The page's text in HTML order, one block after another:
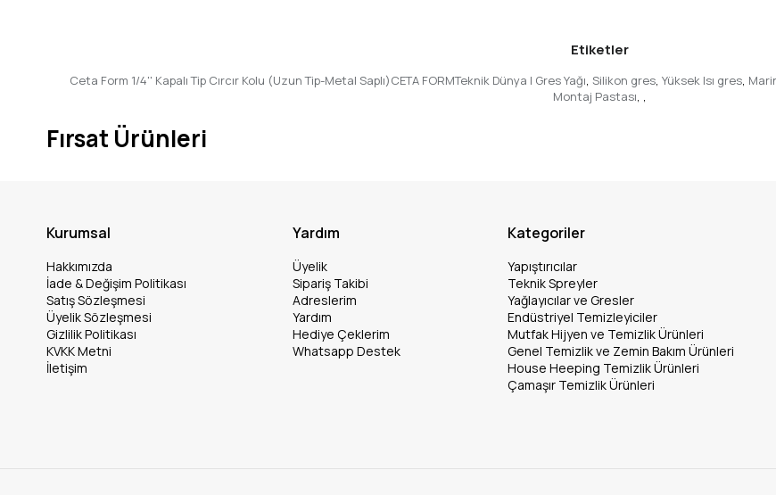
Etiketler
Ceta Form 1/4'' Kapalı Tip Cırcır Kolu (Uzun Tip-Metal Saplı)CETA FORMTeknik Dünya | Gres Yağı, Silikon gres, Yüksek Isı gres,
Montaj Pastası, ,
Fırsat Ürünleri
Kurumsal
Hakkımızda
İade & Değişim Politikası
Satış Sözleşmesi
Üyelik Sözleşmesi
Gizlilik Politikası
KVKK Metni
İletişim
Yardım
Üyelik
Sipariş Takibi
Adreslerim
Yardım
Hediye Çeklerim
Whatsapp Destek
Kategoriler
Yapıştırıcılar
Teknik Spreyler
Yağlayıcılar ve Gresler
Endüstriyel Temizleyiciler
Mutfak Hijyen ve Temizlik Ürünleri
Genel Temizlik ve Zemin Bakım Ürünleri
House Heeping Temizlik Ürünleri
Çamaşır Temizlik Ürünleri